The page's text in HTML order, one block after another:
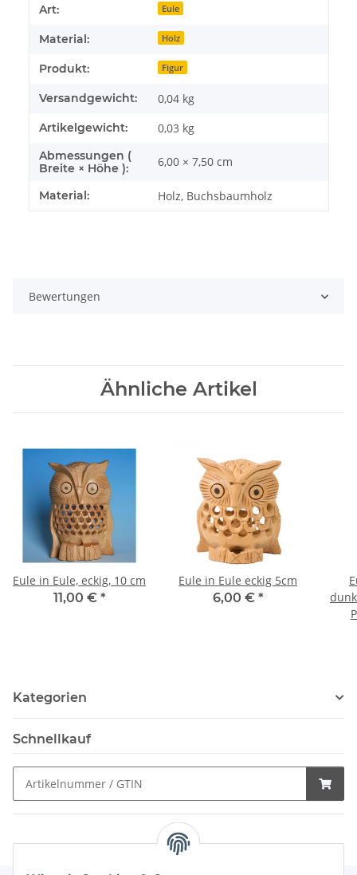
Produkteigenschaft
Wert
Art: Eule
Material: Holz
Produkt: Figur
Versandgewicht: 0,04 kg
Artikelgewicht: 0,03 kg
Abmessungen (
Breite × Höhe ):
6,00 × 7,50 cm
Material: Holz, Buchsbaumholz
Bewertungen
Ähnliche Artikel
Eule in Eule, eckig, 10 cm
11,00 € *
Eule in Eule eckig 5cm
6,00 € *
Kategorien
Schnellkauf